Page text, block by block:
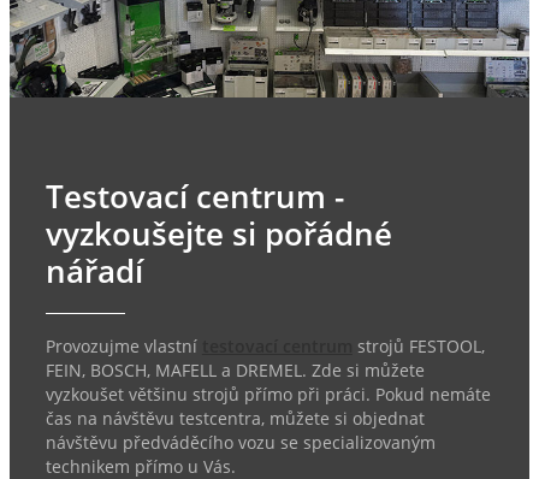
Testovací centrum -
vyzkoušejte si pořádné
nářadí
Provozujme vlastní
strojů FESTOOL,
FEIN, BOSCH, MAFELL a DREMEL. Zde si můžete
vyzkoušet většinu strojů přímo při práci. Pokud nemáte
čas na návštěvu testcentra, můžete si objednat
návštěvu předváděcího vozu se specializovaným
technikem přímo u Vás.